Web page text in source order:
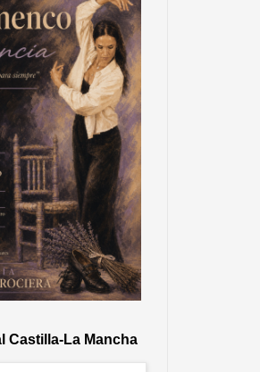
Castilla-La Mancha